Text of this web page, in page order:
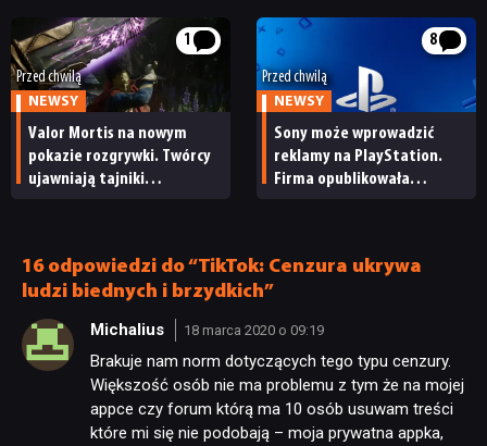
NEWSY
RECENZJE
PUBLICYSTYKA
KULTURA
RETRO
TECHNOLOGIE
kolekcjonerskim
1
Przed chwilą
NEWSY
Valor Mortis na nowym
pokazie rozgrywki. Twórcy
ujawniają tajniki
8
Przed chwilą
NEWSY
Sony może wprowadzić
reklamy na PlayStation.
Firma opublikowała
16 odpowiedzi do “TikTok: Cenzura ukrywa
ludzi biednych i brzydkich”
Michalius 18 marca 2020 o 09:19
Brakuje nam norm dotyczących tego typu cenzury.
Większość osób nie ma problemu z tym że na mojej
appce czy forum którą ma 10 osób usuwam treści
które mi się nie podobają – moja prywatna appka,